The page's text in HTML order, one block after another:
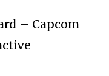
– Capcom